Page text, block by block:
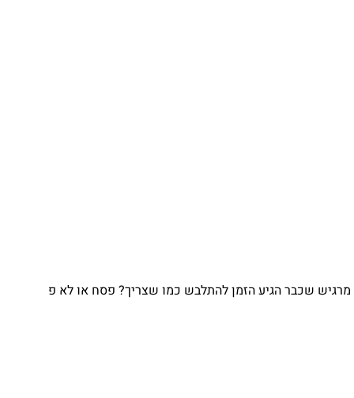
מרגיש שכבר הגיע הזמן להתלבש כמו שצריך? פסח או לא פ